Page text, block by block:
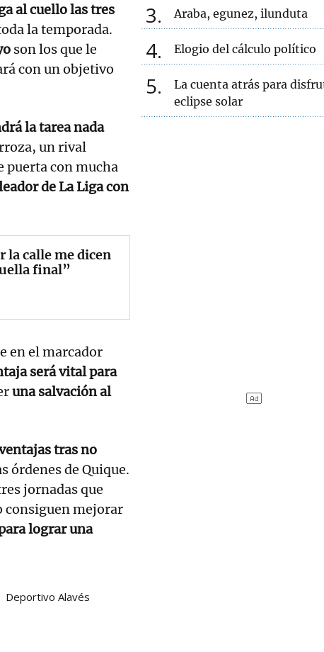
al cuello las tres
la temporada.
son los que le
con un objetivo
la tarea nada
un rival
puerta con mucha
de La Liga con
la calle me dicen
final”
en el marcador
será vitalpara
una salvación al
tras no
órdenes de Quique.
jornadas que
consiguen mejorar
lograr una
Deportivo Alavés
3 Araba, egunez, ilunduta
4 Elogio del cálculo político
5
La cuenta atrás para
eclipse solar